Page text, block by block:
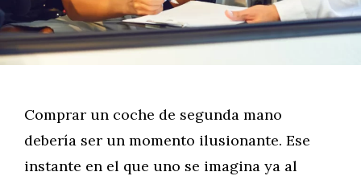
Comprar un coche de segunda mano
debería ser un momento ilusionante. Ese
instante en el que uno se imagina ya al